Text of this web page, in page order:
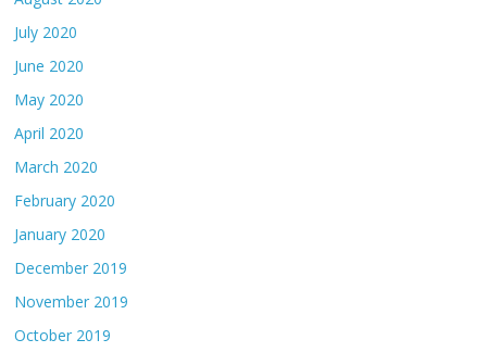
July 2020
June 2020
May 2020
April 2020
March 2020
February 2020
January 2020
December 2019
November 2019
October 2019